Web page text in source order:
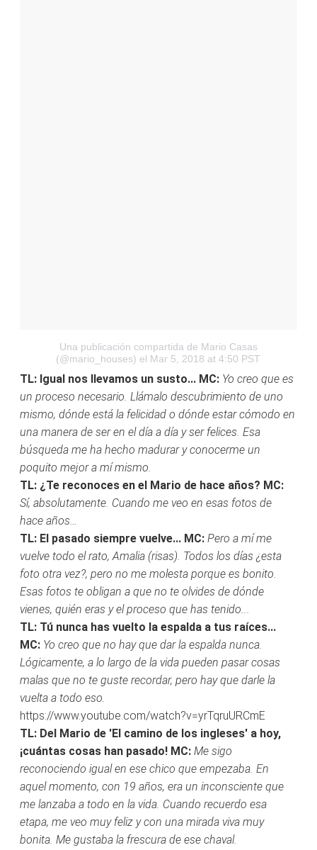
Una publicación compartida de Mario Casas
(@mario_houses) el Mar 5, 2018 at 4:50 PST
TL: Igual nos llevamos un susto... MC: Yo creo que es
un proceso necesario. Llámalo descubrimiento de uno
mismo, dónde está la felicidad o dónde estar cómodo en
una manera de ser en el día a día y ser felices. Esa
búsqueda me ha hecho madurar y conocerme un
poquito mejor a mí mismo.
TL: ¿Te reconoces en el Mario de hace años? MC:
Sí, absolutamente. Cuando me veo en esas fotos de
hace años…
TL: El pasado siempre vuelve... MC: Pero a mí me
vuelve todo el rato, Amalia (risas). Todos los días ¿esta
foto otra vez?, pero no me molesta porque es bonito.
Esas fotos te obligan a que no te olvides de dónde
vienes, quién eras y el proceso que has tenido...
TL: Tú nunca has vuelto la espalda a tus raíces...
MC: Yo creo que no hay que dar la espalda nunca.
Lógicamente, a lo largo de la vida pueden pasar cosas
malas que no te guste recordar, pero hay que darle la
vuelta a todo eso.
https://www.youtube.com/watch?v=yrTqruURCmE
TL: Del Mario de 'El camino de los ingleses' a hoy,
¡cuántas cosas han pasado! MC: Me sigo
reconociendo igual en ese chico que empezaba. En
aquel momento, con 19 años, era un inconsciente que
me lanzaba a todo en la vida. Cuando recuerdo esa
etapa, me veo muy feliz y con una mirada viva muy
bonita. Me gustaba la frescura de ese chaval.